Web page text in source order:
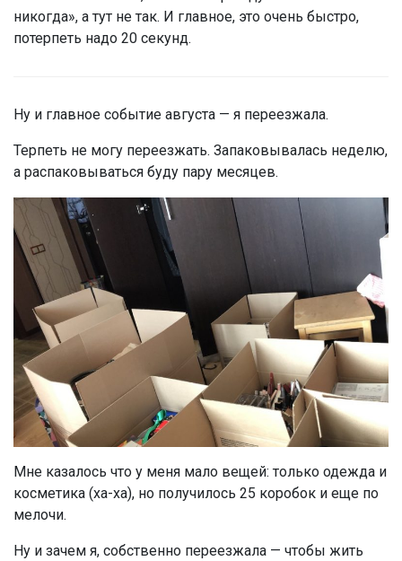
никогда», а тут не так. И главное, это очень быстро,
потерпеть надо 20 секунд.
Ну и главное событие августа — я переезжала.
Терпеть не могу переезжать. Запаковывалась неделю,
а распаковываться буду пару месяцев.
Мне казалось что у меня мало вещей: только одежда и
косметика (ха-ха), но получилось 25 коробок и еще по
мелочи.
Ну и зачем я, собственно переезжала — чтобы жить